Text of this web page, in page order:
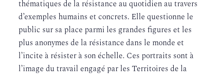
thématiques de la résistance au quotidien au travers
d’exemples humains et concrets. Elle questionne le
public sur sa place parmi les grandes figures et les
plus anonymes de la résistance dans le monde et
l’incite à résister à son échelle. Ces portraits sont à
l’image du travail engagé par les Territoires de la